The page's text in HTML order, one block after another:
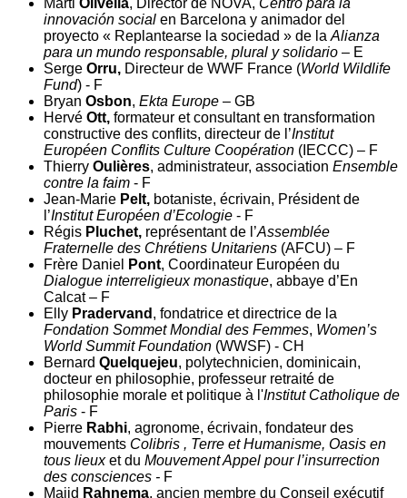
innovación social en Barcelona y animador del
proyecto « Replantearse la sociedad » de la Alianza
para un mundo responsable, plural y solidario – E
Serge Orru, Directeur de WWF France (World Wildlife
Fund) - F
Bryan Osbon, Ekta Europe – GB
Hervé Ott, formateur et consultant en transformation
constructive des conflits, directeur de l’Institut
Européen Conflits Culture Coopération (IECCC) – F
Thierry Oulières, administrateur, association Ensemble
contre la faim - F
Jean-Marie Pelt, botaniste, écrivain, Président de
l’Institut Européen d’Ecologie - F
Régis Pluchet, représentant de l’Assemblée
Fraternelle des Chrétiens Unitariens (AFCU) – F
Frère Daniel
Pont, Coordinateur Européen du
Dialogue interreligieux monastique, abbaye d’En
Calcat – F
Elly Pradervand , fondatrice et directrice de la
Fondation Sommet Mondial des Femmes, Women’s
WorldSummit Foundation (WWSF) - CH
Bernard Quelquejeu, polytechnicien, dominicain,
docteur en philosophie, professeur retraité de
philosophie morale et politique à l'Institut Catholique de
Paris - F
Pierre Rabhi, agronome, écrivain, fondateur des
mouvements Colibris , Terre et Humanisme, Oasis en
tous lieuxet du Mouvement Appel pour l’insurrection
des consciences - F
Majid Rahnema, ancien membre du Conseil exécutif